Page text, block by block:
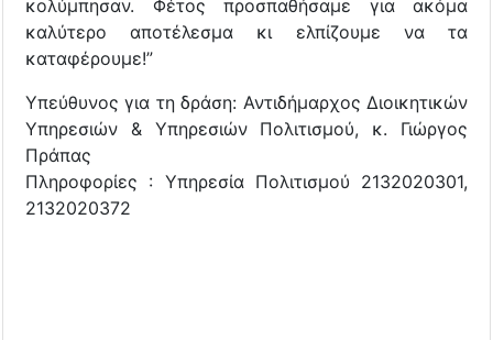
κολύμπησαν. Φέτος προσπαθήσαμε για ακόμα
καλύτερο αποτέλεσμα κι ελπίζουμε να τα
καταφέρουμε!”
Υπεύθυνος για τη δράση: Αντιδήμαρχος Διοικητικών
Υπηρεσιών & Υπηρεσιών Πολιτισμού, κ. Γιώργος
Πράπας
Πληροφορίες : Υπηρεσία Πολιτισμού 2132020301,
2132020372